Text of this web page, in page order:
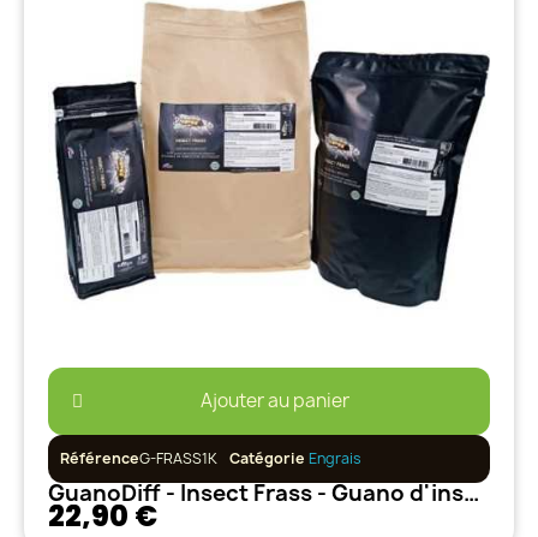
Ajouter au panier
RéférenceG-FRASS1K Catégorie Engrais
GuanoDiff - Insect Frass - Guano d'insectes - 1kg
22,90 €